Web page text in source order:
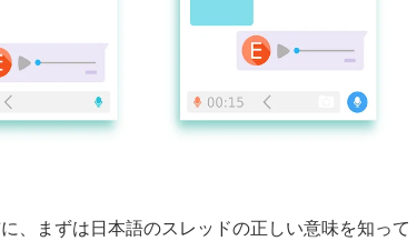
、まずは日本語のスレッドの正しい意味を知って